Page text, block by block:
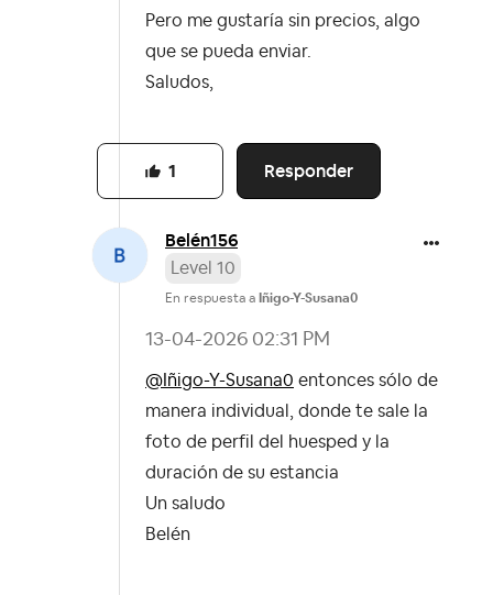
Pero me gustaría sin precios, algo
que se pueda enviar.
Saludos,
Responder
1
Belén156
Level 10
En respuesta a Iñigo-Y-Susana0
‎13-04-2026 02:31 PM
@Iñigo-Y-Susana0 entonces sólo de
manera individual, donde te sale la
foto de perfil del huesped y la
duración de su estancia
Un saludo
Belén